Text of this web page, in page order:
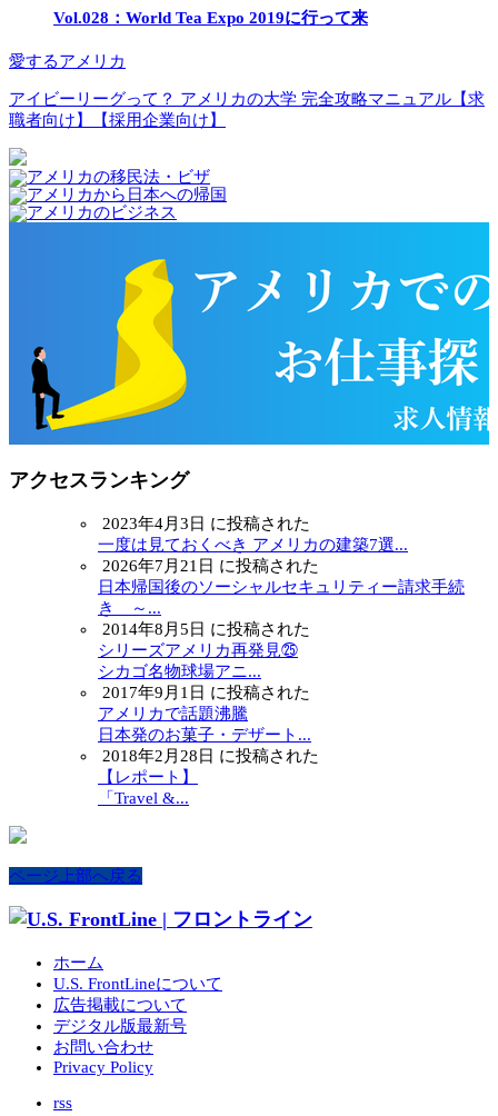
Vol.028：World Tea Expo 2019に行って来
愛するアメリカ
アイビーリーグって？ アメリカの大学 完全攻略マニュアル【求
職者向け】【採用企業向け】
アクセスランキング
2023年4月3日 に投稿された
一度は見ておくべき アメリカの建築7選...
2026年7月21日 に投稿された
日本帰国後のソーシャルセキュリティー請求手続
き ～...
2014年8月5日 に投稿された
シリーズアメリカ再発見㉕
シカゴ名物球場アニ...
2017年9月1日 に投稿された
アメリカで話題沸騰
日本発のお菓子・デザート...
2018年2月28日 に投稿された
【レポート】
「Travel &...
ページ上部へ戻る
ホーム
U.S. FrontLineについて
広告掲載について
デジタル版最新号
お問い合わせ
Privacy Policy
rss